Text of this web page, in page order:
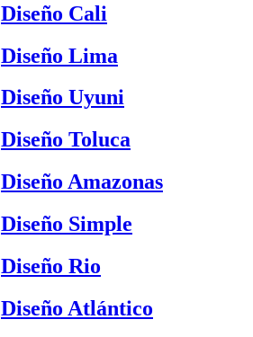
Diseño Cali
Diseño Lima
Diseño Uyuni
Diseño Toluca
Diseño Amazonas
Diseño Simple
Diseño Rio
Diseño Atlántico